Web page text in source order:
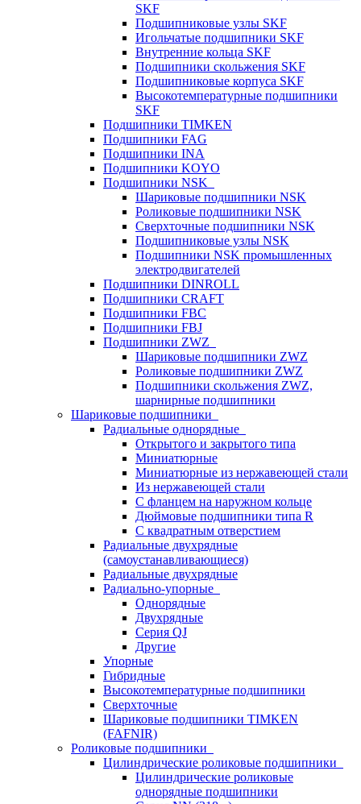
SKF
Подшипниковые узлы SKF
Игольчатые подшипники SKF
Внутренние кольца SKF
Подшипники скольжения SKF
Подшипниковые корпуса SKF
Высокотемпературные подшипники
SKF
Подшипники TIMKEN
Подшипники FAG
Подшипники INA
Подшипники KOYO
Подшипники NSK
Шариковые подшипники NSK
Роликовые подшипники NSK
Сверхточные подшипники NSK
Подшипниковые узлы NSK
Подшипники NSK промышленных
электродвигателей
Подшипники DINROLL
Подшипники CRAFT
Подшипники FBC
Подшипники FBJ
Подшипники ZWZ
Шариковые подшипники ZWZ
Роликовые подшипники ZWZ
Подшипники скольжения ZWZ,
шарнирные подшипники
Шариковые подшипники
Радиальные однорядные
Открытого и закрытого типа
Миниатюрные
Миниатюрные из нержавеющей стали
Из нержавеющей стали
С фланцем на наружном кольце
Дюймовые подшипники типа R
С квадратным отверстием
Радиальные двухрядные
(самоустанавливающиеся)
Радиальные двухрядные
Радиально-упорные
Однорядные
Двухрядные
Серия QJ
Другие
Упорные
Гибридные
Высокотемпературные подшипники
Сверхточные
Шариковые подшипники TIMKEN
(FAFNIR)
Роликовые подшипники
Цилиндрические роликовые подшипники
Цилиндрические роликовые
однорядные подшипники